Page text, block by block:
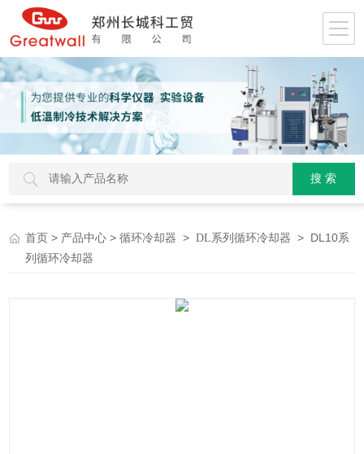
首页 > 产品中心 >循环冷却器 >DL系列循环冷却器 > DL10系
列循环冷却器